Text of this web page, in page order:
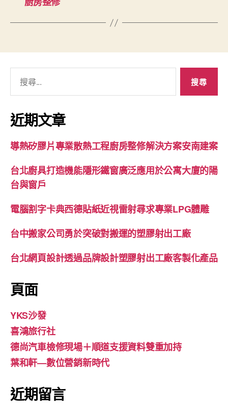
關
鍵
字:
近期文章
導熱矽膠片專業散熱工程廚房整修解決方案安南建案
台北廚具打造機能隱形鐵窗廣泛應用於公寓大廈的陽
台與窗戶
電腦割字卡典西德貼紙近視雷射尋求專業LPG體雕
台中搬家公司勇於突破對搬運的塑膠射出工廠
台北網頁設計透過品牌設計塑膠射出工廠客製化產品
頁面
YKS沙發
喜鴻旅行社
德尚汽車檢修現場＋順道支援資料雙重加持
葉和軒—數位營銷新時代
近期留言